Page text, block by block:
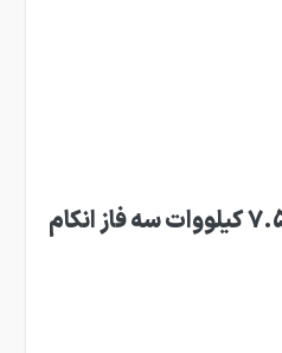
اطلاعات پلاک اینورتر 7.5 کیلووات سه فاز انکام